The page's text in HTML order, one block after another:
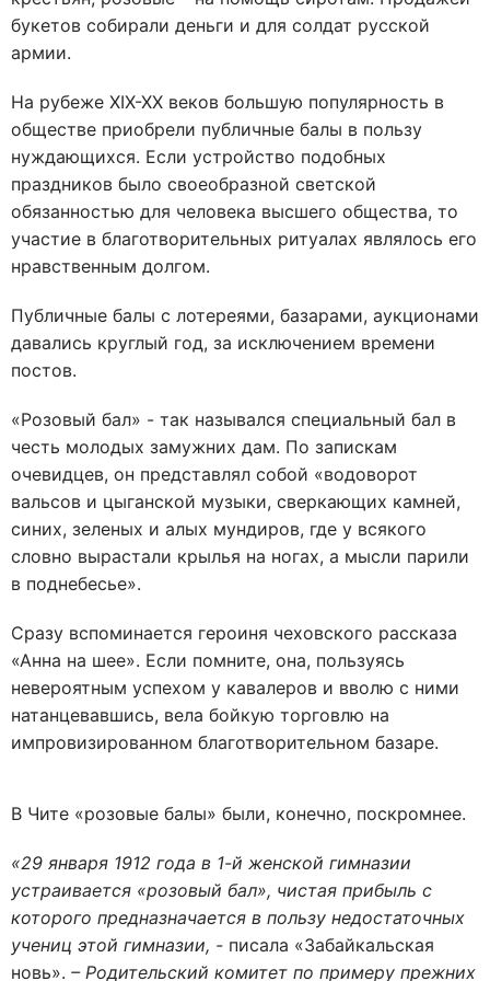
букетов собирали деньги и для солдат русской
армии.
На рубеже XIX-XX веков большую популярность в
обществе приобрели публичные балы в пользу
нуждающихся. Если устройство подобных
праздников было своеобразной светской
обязанностью для человека высшего общества, то
участие в благотворительных ритуалах являлось его
нравственным долгом.
Публичные балы с лотереями, базарами, аукционами
давались круглый год, за исключением времени
постов.
«Розовый бал» - так назывался специальный бал в
честь молодых замужних дам. По запискам
очевидцев, он представлял собой «водоворот
вальсов и цыганской музыки, сверкающих камней,
синих, зеленых и алых мундиров, где у всякого
словно вырастали крылья на ногах, а мысли парили
в поднебесье».
Сразу вспоминается героиня чеховского рассказа
«Анна на шее». Если помните, она, пользуясь
невероятным успехом у кавалеров и вволю с ними
натанцевавшись, вела бойкую торговлю на
импровизированном благотворительном базаре.
В Чите «розовые балы» были, конечно, поскромнее.
«29 января 1912 года в 1-й женской гимназии
устраивается «розовый бал», чистая прибыль с
которого предназначается в пользу недостаточных
учениц этой гимназии, - писала «Забайкальская
новь». – Родительский комитет по примеру прежних